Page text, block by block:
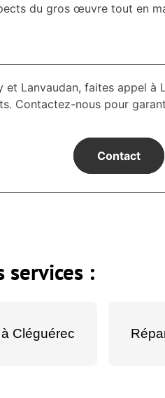
du gros œuvre tout en
Lanvaudan, faites appel
Contactez-nous pour
Contact
services :
Cléguérec